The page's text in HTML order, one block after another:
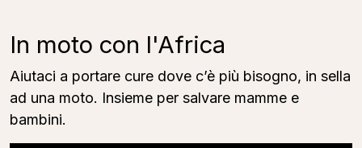
In moto con l'Africa
Aiutaci a portare cure dove c’è più bisogno, in sella
ad una moto. Insieme per salvare mamme e
bambini.